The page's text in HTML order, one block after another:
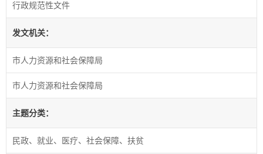
行政规范性文件
发文机关：
市人力资源和社会保障局
市人力资源和社会保障局
主题分类：
民政、就业、医疗、社会保障、扶贫